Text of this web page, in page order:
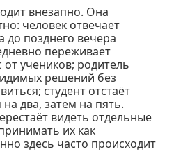
внезапно. Она
человек отвечает
до позднего вечера
переживает
учеников; родитель
решений без
студент отстаёт
два, затем на пять.
видеть отдельные
их как
здесь часто происходит